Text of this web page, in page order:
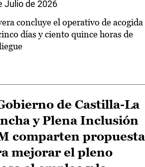
Julio de 2026
concluye el operativo de acogida
días y ciento quince horas de
de Castilla-La
y Plena Inclusión
comparten
mejorar el pleno